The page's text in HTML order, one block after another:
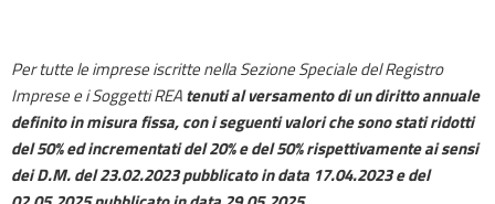
Per tutte le imprese iscritte nella Sezione Speciale del Registro
Imprese e i Soggetti REAtenuti al versamento di un diritto annuale
definito in misura fissa, con i seguenti valoriche sono statiridotti
del 50% ed incrementati del 20% e del 50% rispettivamente ai sensi
dei D.M. del 23.02.2023 pubblicato in data 17.04.2023 e del